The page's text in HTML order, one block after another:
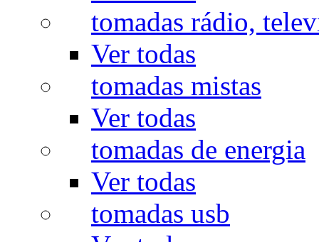
tomadas rádio,
Ver todas
tomadas mistas
Ver todas
tomadas de energia
Ver todas
tomadas usb